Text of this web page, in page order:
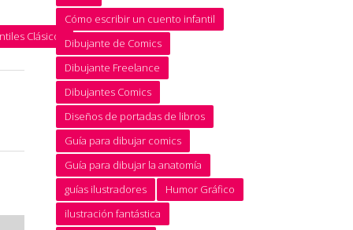
Clásicos
Cómo escribir un cuento infantil
Dibujante de Comics
Dibujante Freelance
Dibujantes Comics
Diseños de portadas de libros
Guía para dibujar comics
Guía para dibujar la anatomía
guías ilustradores
Humor Gráfico
ilustración fantástica